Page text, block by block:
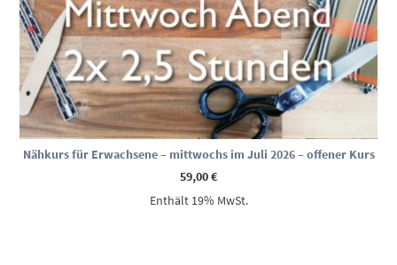
Nähkurs für Erwachsene – mittwochs im Juli 2026 – offener Kurs
59,00€
Enthält 19% MwSt.